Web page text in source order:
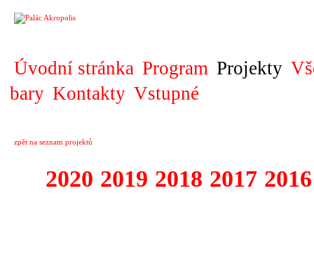
Úvodní stránka Program Projekty
bary Kontakty Vstupné
zpět na seznam projektů
2020 2019 2018 2017 2016